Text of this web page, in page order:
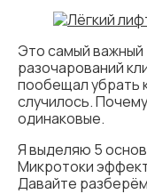
Это самый важный
разочарований
пообещал убрать
случилось.
одинаковые.
Я выделяю 5
Микротоки
Давайте